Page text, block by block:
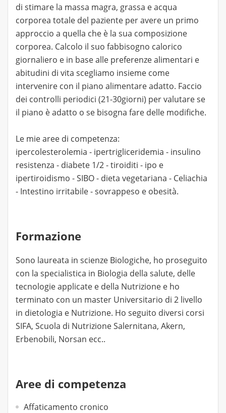
di stimare la massa magra, grassa e acqua
corporea totale del paziente per avere un primo
approccio a quella che è la sua composizione
corporea. Calcolo il suo fabbisogno calorico
giornaliero e in base alle preferenze alimentari e
abitudini di vita scegliamo insieme come
intervenire con il piano alimentare adatto. Faccio
dei controlli periodici (21-30giorni) per valutare se
il piano è adatto o se bisogna fare delle modifiche.
Le mie aree di competenza:
ipercolesterolemia - ipertrigliceridemia - insulino
resistenza - diabete 1/2 - tiroiditi - ipo e
ipertiroidismo - SIBO - dieta vegetariana - Celiachia
- Intestino irritabile - sovrappeso e obesità.
Formazione
Sono laureata in scienze Biologiche, ho proseguito
con la specialistica in Biologia della salute, delle
tecnologie applicate e della Nutrizione e ho
terminato con un master Universitario di 2 livello
in dietologia e Nutrizione. Ho seguito diversi corsi
SIFA, Scuola di Nutrizione Salernitana, Akern,
Erbenobili, Norsan ecc..
Aree di competenza
Affaticamento cronico